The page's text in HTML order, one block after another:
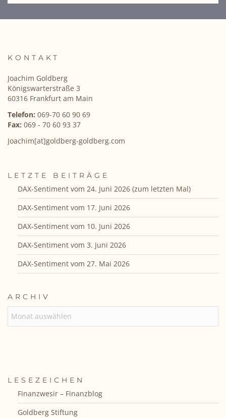
KONTAKT
Joachim Goldberg
Königswarterstraße 3
60316 Frankfurt am Main
Telefon: 069-70 60 90 69
Fax: 069 - 70 60 93 37
Joachim[at]goldberg-goldberg.com
LETZTE BEITRÄGE
DAX-Sentiment vom 24. Juni 2026 (zum letzten Mal)
DAX-Sentiment vom 17. Juni 2026
DAX-Sentiment vom 10. Juni 2026
DAX-Sentiment vom 3. Juni 2026
DAX-Sentiment vom 27. Mai 2026
ARCHIV
LESEZEICHEN
Finanzwesir – Finanzblog
Goldberg Stiftung